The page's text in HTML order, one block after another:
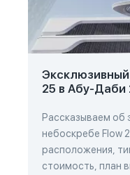
25 в Абу-Даби
Рассказываем
небоскребе Flow
расположения,
стоимость, план